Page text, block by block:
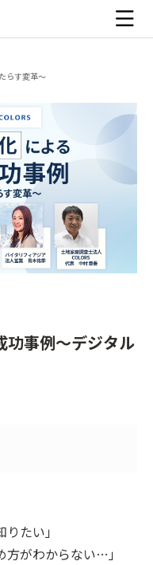
らす変革〜
功事例〜デジタル
たい」
方がわからない…」